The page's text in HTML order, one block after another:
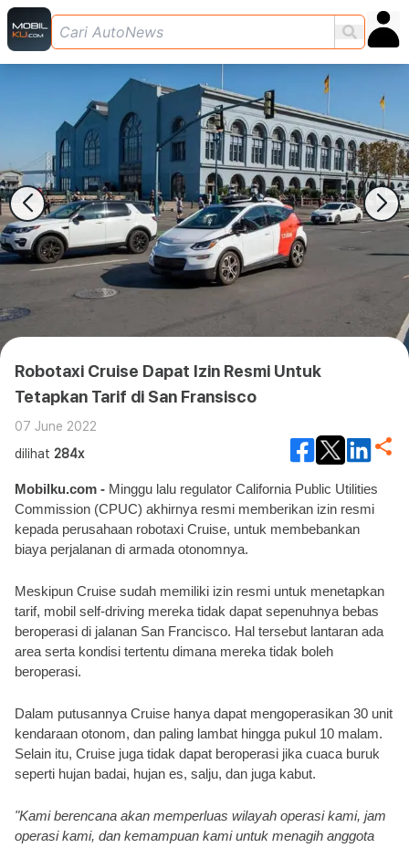
Robotaxi Cruise Dapat Izin Resmi Untuk
Tetapkan Tarif di San Fransisco
07 June 2022
dilihat 284x
Mobilku.com - Minggu lalu regulator California Public Utilities
Commission (CPUC) akhirnya resmi memberikan izin resmi
kepada perusahaan robotaxi Cruise, untuk membebankan
biaya perjalanan di armada otonomnya.
Meskipun Cruise sudah memiliki izin resmi untuk menetapkan
tarif, mobil self-driving mereka tidak dapat sepenuhnya bebas
beroperasi di jalanan San Francisco. Hal tersebut lantaran ada
area serta kondisi tertentu dimana mereka tidak boleh
beroperasi.
Dalam putusannya Cruise hanya dapat mengoperasikan 30 unit
kendaraan otonom, dan paling lambat hingga pukul 10 malam.
Selain itu, Cruise juga tidak dapat beroperasi jika cuaca buruk
seperti hujan badai, hujan es, salju, dan juga kabut.
"Kami berencana akan memperluas wilayah operasi kami, jam
operasi kami, dan kemampuan kami untuk menagih anggota